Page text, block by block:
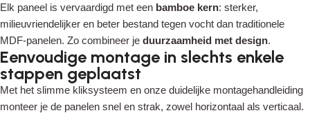
Elk paneel is vervaardigd met een bamboe kern: sterker,
milieuvriendelijker en beter bestand tegen vocht dan traditionele
MDF-panelen. Zo combineer je duurzaamheid met design.
Eenvoudige montage in slechts enkele
stappen geplaatst
Read More
Met het slimme kliksysteem en onze duidelijke montagehandleiding
monteer je de panelen snel en strak, zowel horizontaal als verticaal.